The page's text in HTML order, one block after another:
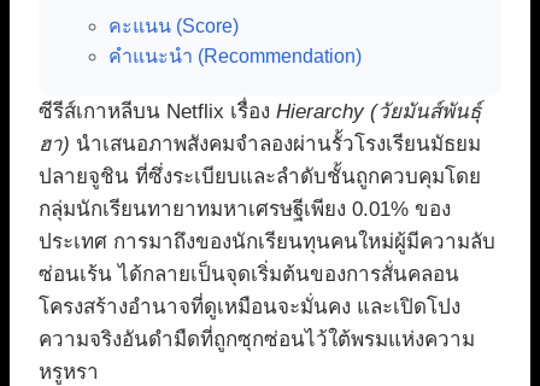
คะแนน (Score)
คำแนะนำ (Recommendation)
ซีรีส์เกาหลีบน Netflix เรื่อง Hierarchy (วัยมันส์พันธุ์
ฮา) นำเสนอภาพสังคมจำลองผ่านรั้วโรงเรียนมัธยม
ปลายจูชิน ที่ซึ่งระเบียบและลำดับชั้นถูกควบคุมโดย
กลุ่มนักเรียนทายาทมหาเศรษฐีเพียง 0.01% ของ
ประเทศ การมาถึงของนักเรียนทุนคนใหม่ผู้มีความลับ
ซ่อนเร้น ได้กลายเป็นจุดเริ่มต้นของการสั่นคลอน
โครงสร้างอำนาจที่ดูเหมือนจะมั่นคง และเปิดโปง
ความจริงอันดำมืดที่ถูกซุกซ่อนไว้ใต้พรมแห่งความ
หรูหรา